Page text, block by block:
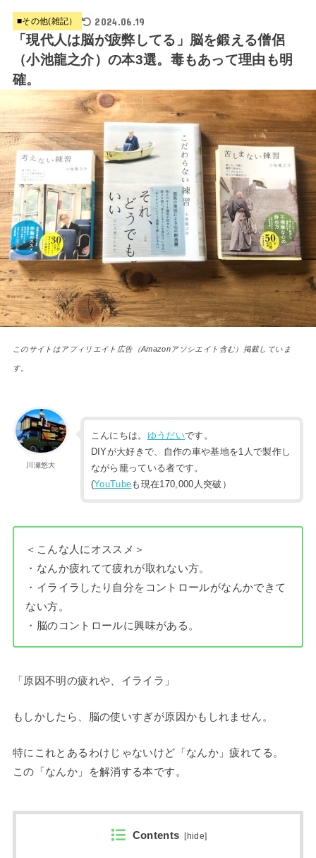
■その他(雑記） 2024.06.19
「現代人は脳が疲弊してる」脳を鍛える僧侶
（小池龍之介）の本3選。毒もあって理由も明
確。
このサイトはアフィリエイト広告（Amazonアソシエイト含む）掲載していま
す。
川瀬悠大
こんにちは。 ゆうだいです。
DIYが大好きで、自作の車や基地を1人で製作し
ながら籠っている者です。
(YouTubeも現在170,000人突破）
＜こんな人にオススメ＞
・なんか疲れてて疲れが取れない方。
・イライラしたり自分をコントロールがなんかできて
ない方。
・脳のコントロールに興味がある。
「原因不明の疲れや、イライラ」
もしかしたら、脳の使いすぎが原因かもしれません。
特にこれとあるわけじゃないけど「なんか」疲れてる。
この「なんか」を解消する本です。
Contents [hide]